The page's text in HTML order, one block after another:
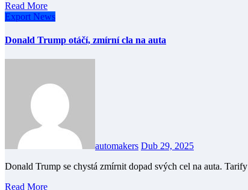
Read More
Export News
Donald Trump otáčí, zmírní cla na auta
automakers Dub 29, 2025
Donald Trump se chystá zmírnit dopad svých cel na auta.
Read More